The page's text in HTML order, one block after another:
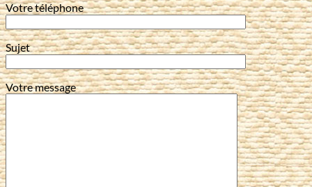
Votre téléphone
Sujet
Votre message